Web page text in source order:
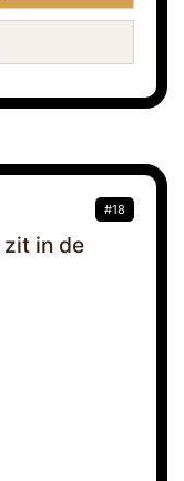
#18
in de